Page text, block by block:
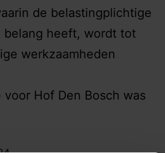
de belastingplichtige
belang heeft, wordt tot
werkzaamheden
Hof Den Bosch was